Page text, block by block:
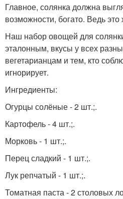
Главное, солянка должна
возможности, богато. Ведь это
Наш набор овощей для
эталонным, вкусы у всех
вегетарианцам и тем, кто
игнорирует.
Ингредиенты:
Огурцы солёные - 2 шт.;.
Картофель - 4 шт.;.
Морковь - 1 шт.;.
Перец сладкий - 1 шт.;.
Лук репчатый - 1 шт.;.
Томатная паста - 2 столовых